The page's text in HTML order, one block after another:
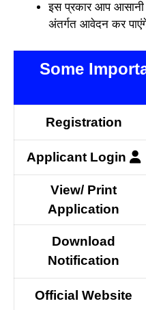
इस प्रकार आप
अंतर्गत आवेदन कर
Some
Registration
Applicant Login
View/ Print
Application
Download
Notification
Official Website